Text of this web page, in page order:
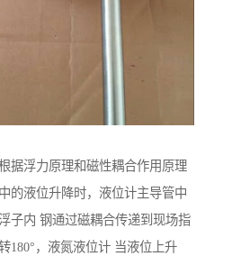
据浮力原理和磁性耦合作用原理
的液位升降时，液位计主导管中
子内 钢通过磁耦合传递到现场指
180°，液氮液位计 当液位上升